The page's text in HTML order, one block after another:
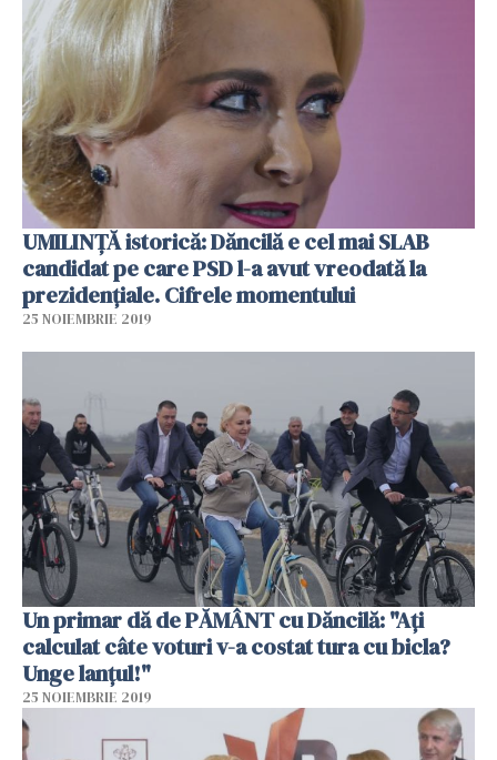
UMILINȚĂ istorică: Dăncilă e cel mai SLAB
candidat pe care PSD l-a avut vreodată la
prezidențiale. Cifrele momentului
25 NOIEMBRIE 2019
Un primar dă de PĂMÂNT cu Dăncilă: "Ați
calculat câte voturi v-a costat tura cu bicla?
Unge lanţul!"
25 NOIEMBRIE 2019